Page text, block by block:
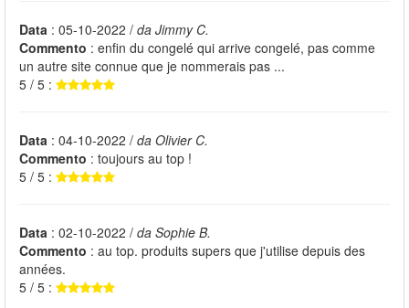
Data : 05-10-2022 / da Jimmy C.
Commento : enfin du congelé qui arrive congelé, pas comme
un autre site connue que je nommerais pas ...
5 / 5 :
Data : 04-10-2022 / da Olivier C.
Commento : toujours au top !
5 / 5 :
Data : 02-10-2022 / da Sophie B.
Commento : au top. produits supers que j'utilise depuis des
années.
5 / 5 :